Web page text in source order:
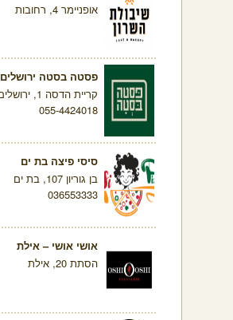
אופניימר 4, רחובות
פסטה בסטה ירושלים
קריית הדסה 1, ירושלים
055-4424018
סיסי פיצה בת ים
בן גוריון 107, בת ים
036553333
אושי אושי – אילת
הסתת 20, אילת